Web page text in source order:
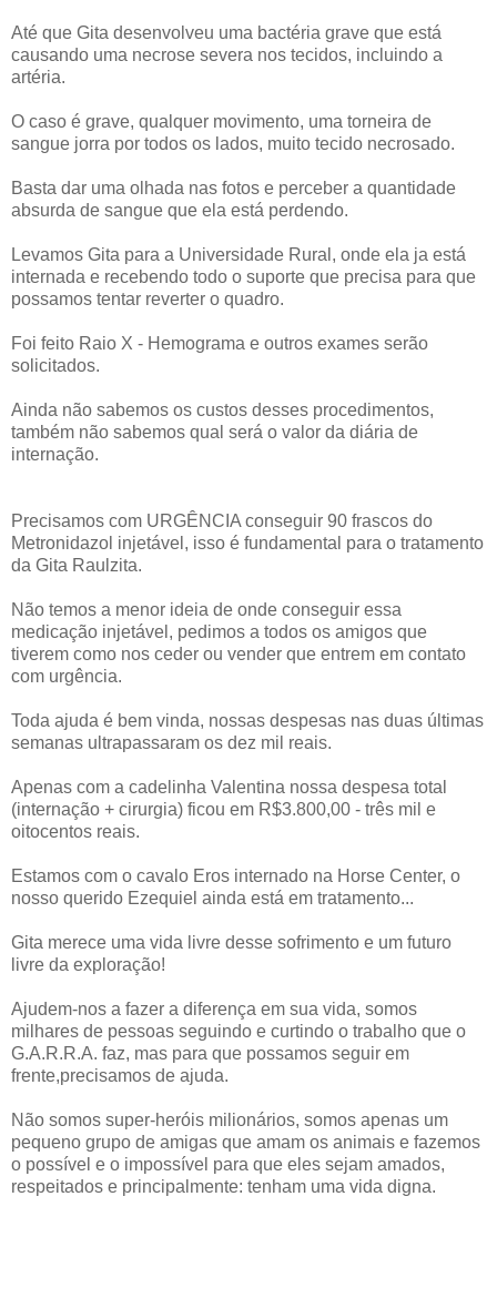
Até que Gita desenvolveu uma bactéria grave que está
causando uma necrose severa nos tecidos, incluindo a
artéria.
O caso é grave, qualquer movimento, uma torneira de
sangue jorra por todos os lados, muito tecido necrosado.
Basta dar uma olhada nas fotos e perceber a quantidade
absurda de sangue que ela está perdendo.
Levamos Gita para a Universidade Rural, onde ela ja está
internada e recebendo todo o suporte que precisa para que
possamos tentar reverter o quadro.
Foi feito Raio X - Hemograma e outros exames serão
solicitados.
Ainda não sabemos os custos desses procedimentos,
também não sabemos qual será o valor da diária de
internação.
Precisamos com URGÊNCIA conseguir 90 frascos do
Metronidazol injetável, isso é fundamental para o tratamento
da Gita Raulzita.
Não temos a menor ideia de onde conseguir essa
medicação injetável, pedimos a todos os amigos que
tiverem como nos ceder ou vender que entrem em contato
com urgência.
Toda ajuda é bem vinda, nossas despesas nas duas últimas
semanas ultrapassaram os dez mil reais.
Apenas com a cadelinha Valentina nossa despesa total
(internação + cirurgia) ficou em R$3.800,00 - três mil e
oitocentos reais.
Estamos com o cavalo Eros internado na Horse Center, o
nosso querido Ezequiel ainda está em tratamento...
Gita merece uma vida livre desse sofrimento e um futuro
livre da exploração!
Ajudem-nos a fazer a diferença em sua vida, somos
milhares de pessoas seguindo e curtindo o trabalho que o
G.A.R.R.A. faz, mas para que possamos seguir em
frente,precisamos de ajuda.
Não somos super-heróis milionários, somos apenas um
pequeno grupo de amigas que amam os animais e fazemos
o possível e o impossível para que eles sejam amados,
respeitados e principalmente: tenham uma vida digna.